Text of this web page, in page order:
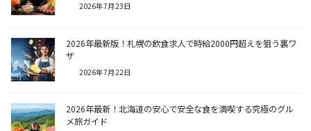
2026年7月23日
2026年最新版！札幌の飲食求人で時給2000円超えを狙う裏ワ
ザ
2026年7月22日
2026年最新！北海道の安心で安全な食を満喫する究極のグル
メ旅ガイド